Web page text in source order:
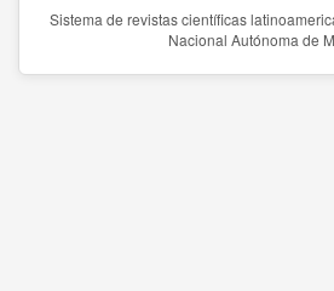
Sistema de revistas científicas
Nacional Autónoma de